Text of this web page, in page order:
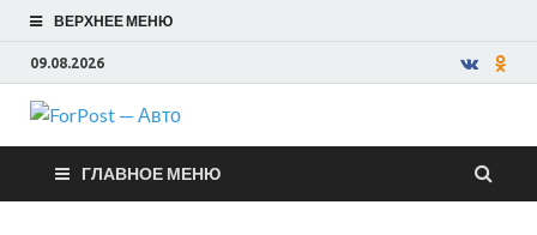
ВЕРХНЕЕ МЕНЮ
09.08.2026
ForPost —
Авто
ГЛАВНОЕ МЕНЮ